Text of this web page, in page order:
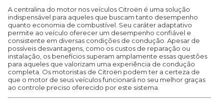
A centralina do motor nos veículos Citroën é uma solução
indispensável para aqueles que buscam tanto desempenho
quanto economia de combustível. Seu caráter adaptativo
permite ao veículo oferecer um desempenho confiável e
consistente em diversas condições de condução. Apesar de
possíveis desvantagens, como os custos de reparação ou
instalação, os benefícios superam amplamente essas questões
para aqueles que valorizam uma experiência de condução
completa. Os motoristas de Citroën podem ter a certeza de
que o motor de seus veículos funcionará no seu melhor graças
ao controle preciso oferecido por este sistema.